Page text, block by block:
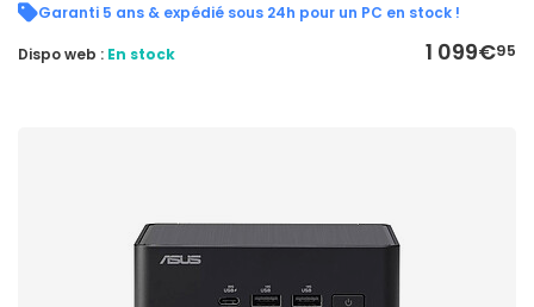
Garanti 5 ans & expédié sous 24h pour un PC en stock !
1 099€95
Dispo web : En stock